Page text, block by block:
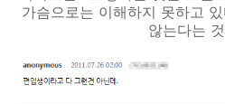
가슴으로는 이해하지 못하고
않는다는